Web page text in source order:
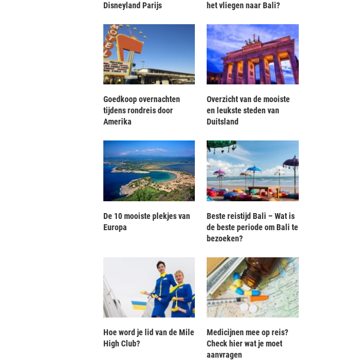
Disneyland Parijs
het vliegen naar Bali?
Goedkoop overnachten
tijdens rondreis door
Amerika
Overzicht van de mooiste
en leukste steden van
Duitsland
De 10 mooiste plekjes van
Europa
Beste reistijd Bali – Wat is
de beste periode om Bali te
bezoeken?
Hoe word je lid van de Mile
High Club?
Medicijnen mee op reis?
Check hier wat je moet
aanvragen